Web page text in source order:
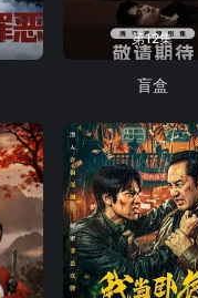
第12集
盲盒